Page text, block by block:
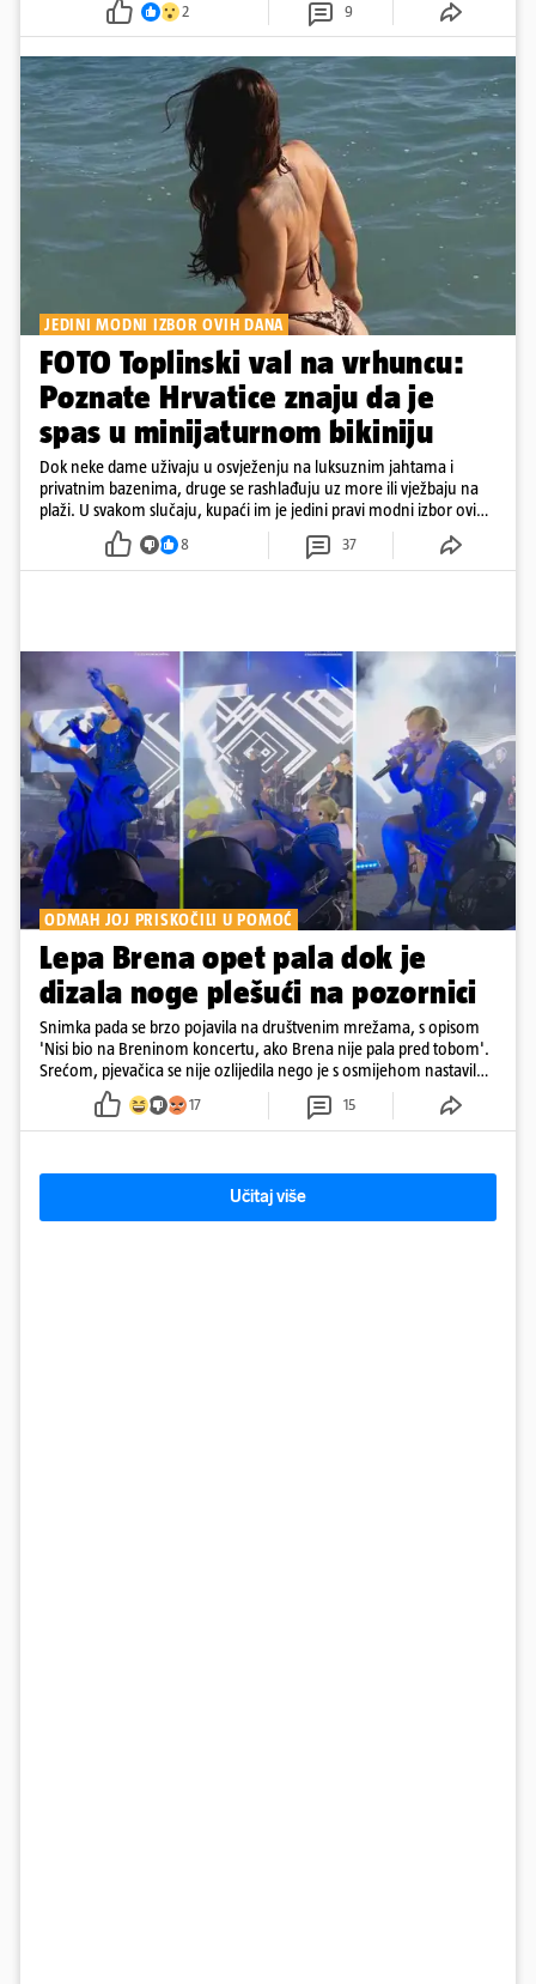
2 9
JEDINI MODNI IZBOR OVIH DANA
FOTO Toplinski val na vrhuncu:
Poznate Hrvatice znaju da je
spas u minijaturnom bikiniju
Dok neke dame uživaju u osvježenju na luksuznim jahtama i
privatnim bazenima, druge se rashlađuju uz more ili vježbaju na
plaži. U svakom slučaju, kupaći im je jedini pravi modni izbor ovih
8 37
ODMAH JOJ PRISKOČILI U POMOĆ
Lepa Brena opet pala dok je
dizala noge plešući na pozornici
Snimka pada se brzo pojavila na društvenim mrežama, s opisom
'Nisi bio na Breninom koncertu, ako Brena nije pala pred tobom'.
Srećom, pjevačica se nije ozlijedila nego je s osmijehom nastavila
17 15
Učitaj više